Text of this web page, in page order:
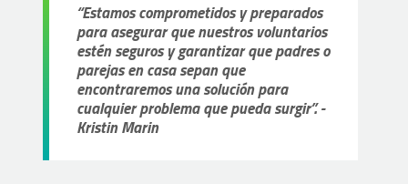
“Estamos comprometidos y preparados
para asegurar que nuestros voluntarios
estén seguros y garantizar que padres o
parejas en casa sepan que
encontraremos una solución para
cualquier problema que pueda surgir”. -
Kristin Marin